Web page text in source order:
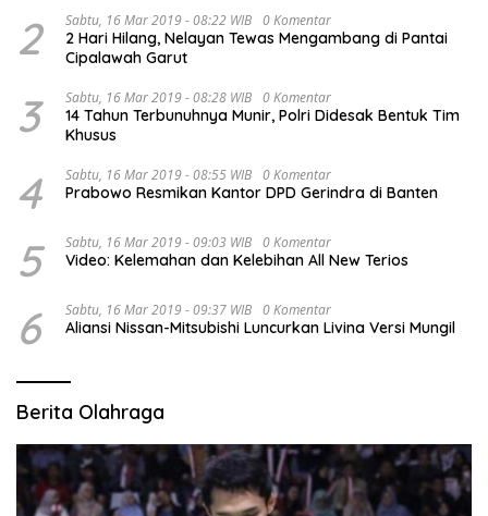
2 Sabtu, 16 Mar 2019 - 08:22 WIB 0 Komentar
2 Hari Hilang, Nelayan Tewas Mengambang di Pantai
Cipalawah Garut
3 Sabtu, 16 Mar 2019 - 08:28 WIB 0 Komentar
14 Tahun Terbunuhnya Munir, Polri Didesak Bentuk Tim
Khusus
4 Sabtu, 16 Mar 2019 - 08:55 WIB 0 Komentar
Prabowo Resmikan Kantor DPD Gerindra di Banten
5 Sabtu, 16 Mar 2019 - 09:03 WIB 0 Komentar
Video: Kelemahan dan Kelebihan All New Terios
6 Sabtu, 16 Mar 2019 - 09:37 WIB 0 Komentar
Aliansi Nissan-Mitsubishi Luncurkan Livina Versi Mungil
Berita Olahraga